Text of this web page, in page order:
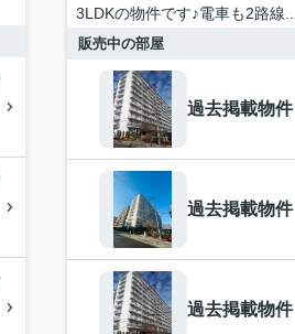
3LDKの物件です♪電車も2路線...
販売中の部屋
過去掲載物件
過去掲載物件
過去掲載物件